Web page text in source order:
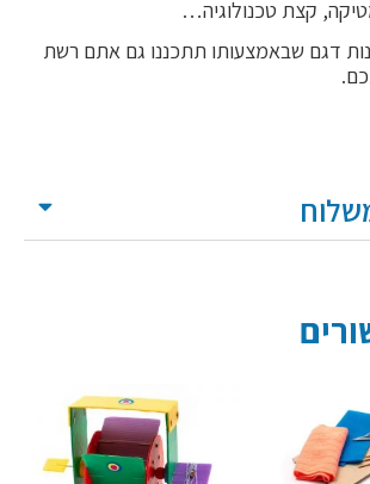
קצת טכנולוגיה…
דגם שבאמצעותו תתכננו גם אתם רשת